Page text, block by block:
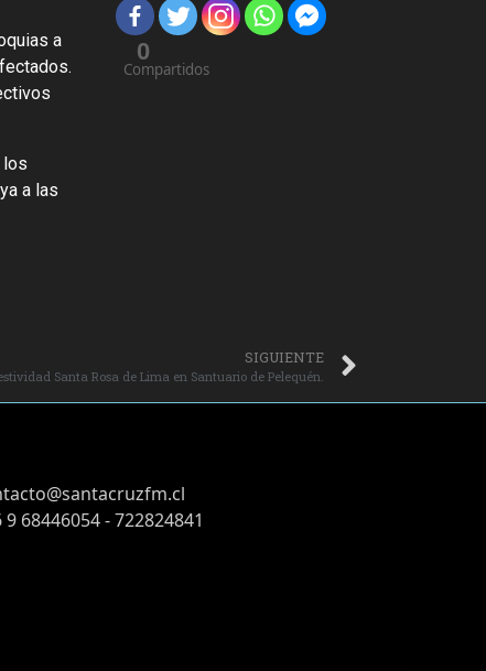
a
los
a las
0
Compartidos
SIGUIENTE
Santa Rosa de Lima en Santuario de Pelequén.
9 68446054 - 722824841